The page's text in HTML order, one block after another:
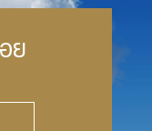
ย